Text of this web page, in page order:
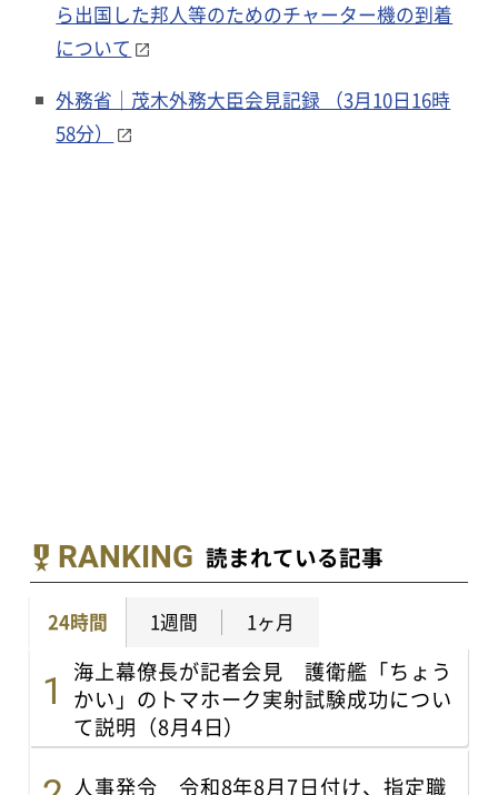
ら出国した邦人等のためのチャーター機の到着
について
外務省｜茂木外務大臣会見記録 （3月10日16時
58分）
RANKING 読まれている記事
24時間 1週間 1ヶ月
海上幕僚長が記者会見 護衛艦「ちょう
かい」のトマホーク実射試験成功につい
て説明（8月4日）
人事発令 令和8年8月7日付け、指定職